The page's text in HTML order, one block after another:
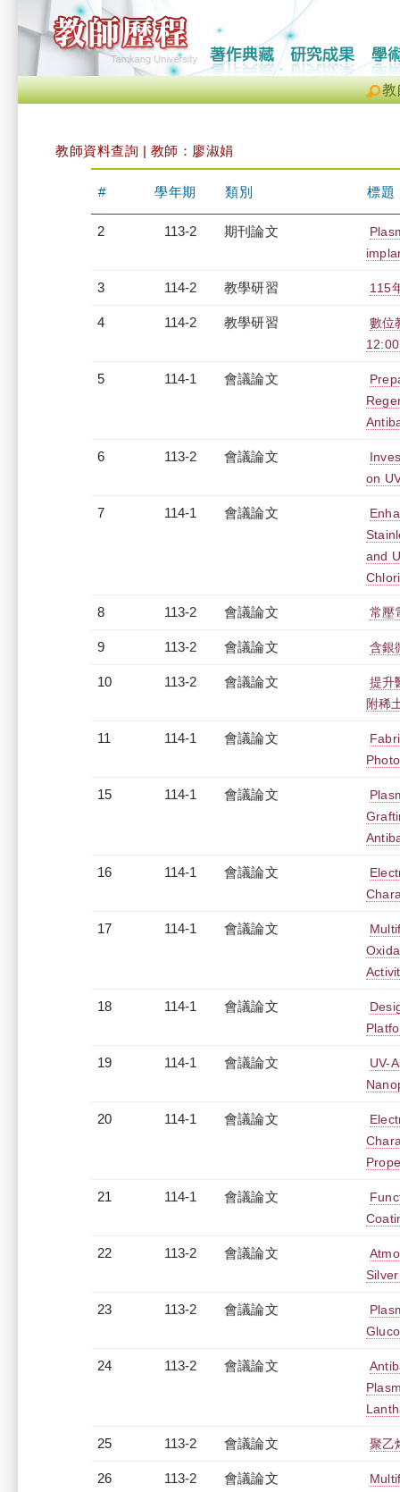
教
教師資料查詢 | 教師：廖淑娟
# 學年期 類別 標題
2 113-2 期刊論文
3 114-2 教學研習 115
4 114-2 教學研習
數位
5 114-1 會議論文
6 113-2 會議論文
on
7 114-1 會議論文
and
8 113-2 會議論文 常壓
9 113-2 會議論文 含銀
10 113-2 會議論文
提升
附稀
11 114-1 會議論文
15 114-1 會議論文
16 114-1 會議論文
17 114-1 會議論文
18 114-1 會議論文
19 114-1 會議論文
UV-
20 114-1 會議論文
21 114-1 會議論文
22 113-2 會議論文
23 113-2 會議論文
24 113-2 會議論文
25 113-2 會議論文 聚乙
26 113-2 會議論文